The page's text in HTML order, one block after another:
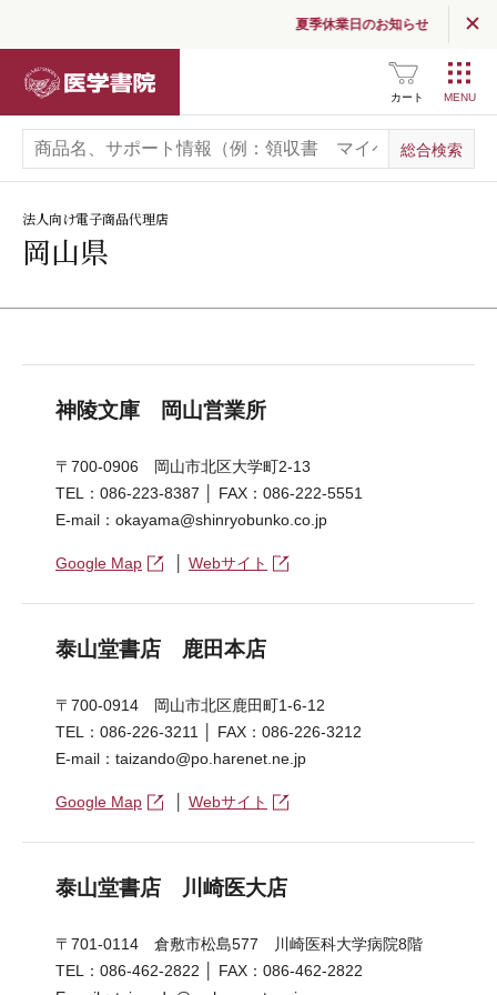
夏季休業日のお知らせ
カート
お問い合わせ
法人向け電子商品代理店
岡山県
神陵文庫 岡山営業所
〒700-0906 岡山市北区大学町2-13
TEL：086-223-8387 │ FAX：086-222-5551
E-mail：okayama@shinryobunko.co.jp
Google Map Webサイト
泰山堂書店 鹿田本店
〒700-0914 岡山市北区鹿田町1-6-12
TEL：086-226-3211 │ FAX：086-226-3212
E-mail：taizando@po.harenet.ne.jp
Google Map Webサイト
泰山堂書店 川崎医大店
〒701-0114 倉敷市松島577 川崎医科大学病院8階
TEL：086-462-2822 │ FAX：086-462-2822